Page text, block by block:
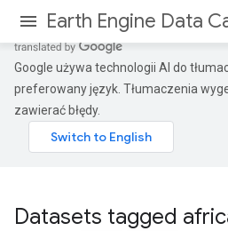
Google używa technologii AI do
preferowany język. Tłumaczenia
zawierać błędy.
Datasets tagged